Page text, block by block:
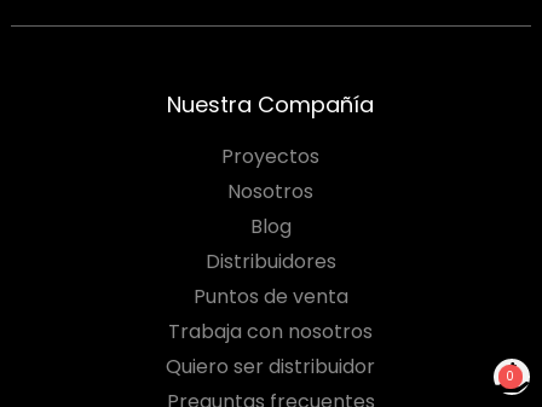
0
Nuestra Compañía
Proyectos
Nosotros
Blog
Distribuidores
Puntos de venta
Trabaja con nosotros
Quiero ser distribuidor